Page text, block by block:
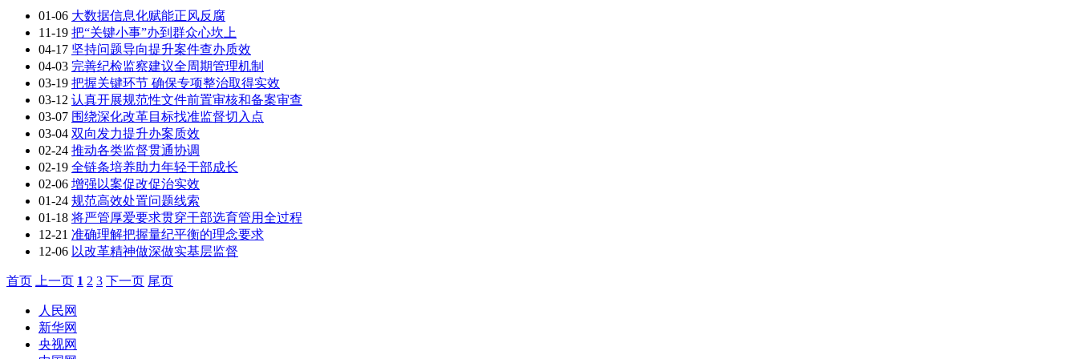
01-06 大数据信息化赋能正风反腐
11-19 把“关键小事”办到群众心坎上
04-17 坚持问题导向提升案件查办质效
04-03 完善纪检监察建议全周期管理机制
03-19 把握关键环节 确保专项整治取得实效
03-12 认真开展规范性文件前置审核和备案审查
03-07 围绕深化改革目标找准监督切入点
03-04 双向发力提升办案质效
02-24 推动各类监督贯通协调
02-19 全链条培养助力年轻干部成长
02-06 增强以案促改促治实效
01-24 规范高效处置问题线索
01-18 将严管厚爱要求贯穿干部选育管用全过程
12-21 准确理解把握量纪平衡的理念要求
12-06 以改革精神做深做实基层监督
首页 上一页 1 2 3 下一页 尾页
人民网
新华网
央视网